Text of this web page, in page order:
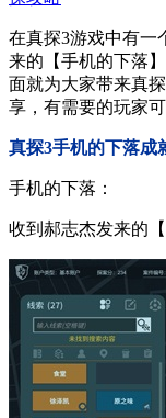
在真探3游戏中有一
来的【手机的下落
面就为大家带来真
享，有需要的玩家可
真探3手机的下落成
手机的下落：
收到郝志杰发来的